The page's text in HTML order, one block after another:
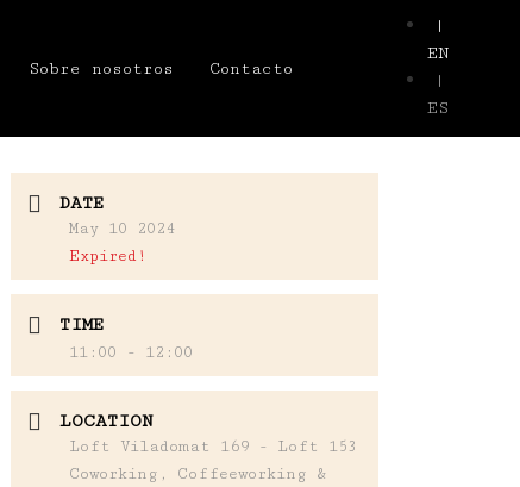
Sobre nosotros Contacto
|
EN
|
ES
DATE
May 10 2024
Expired!
TIME
11:00 - 12:00
LOCATION
Loft Viladomat 169 - Loft 153
Coworking, Coffeeworking &